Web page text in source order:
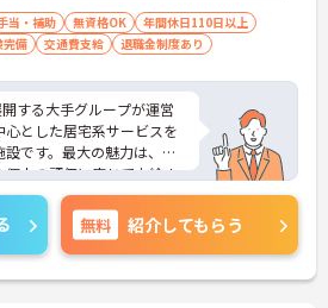
、さらには管理者へのス
ステージに合わせた働き
イルなども自由となって
を大切にできる環境で
当・補助 無資格OK
年間休日110日以上
完備 交通費支給 退職金制度あり
する大手グループが運営
心とした居宅系サービスを
です。最大の魅力は、賞
人の評価に応じて支給さ
す。日々の頑張りやチー
映される非常にやりがい
。また、毎朝の情報共有
ッフ同士の連携が強化さ
年という高い定着率を実
無料 紹介してもらう